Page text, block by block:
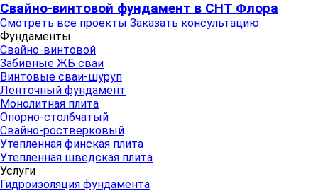
Свайно-винтовой фундамент в СНТ Флора
Смотреть все проекты Заказать консультацию
Фундаменты
Свайно-винтовой
Забивные ЖБ сваи
Винтовые сваи-шуруп
Ленточный фундамент
Монолитная плита
Опорно-столбчатый
Свайно-ростверковый
Утепленная финская плита
Утепленная шведская плита
Услуги
Гидроизоляция фундамента